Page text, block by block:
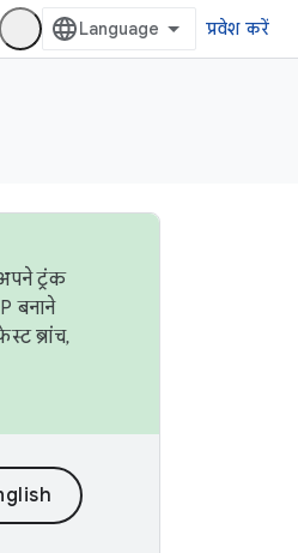
प्रवेश करें
ट्रंक
बनाने
ब्रांच,